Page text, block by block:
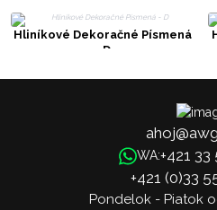
Hliníkové Dekoračné Písmená
- D
WA:+421
+421 (0)33
Pondelok - Piatok